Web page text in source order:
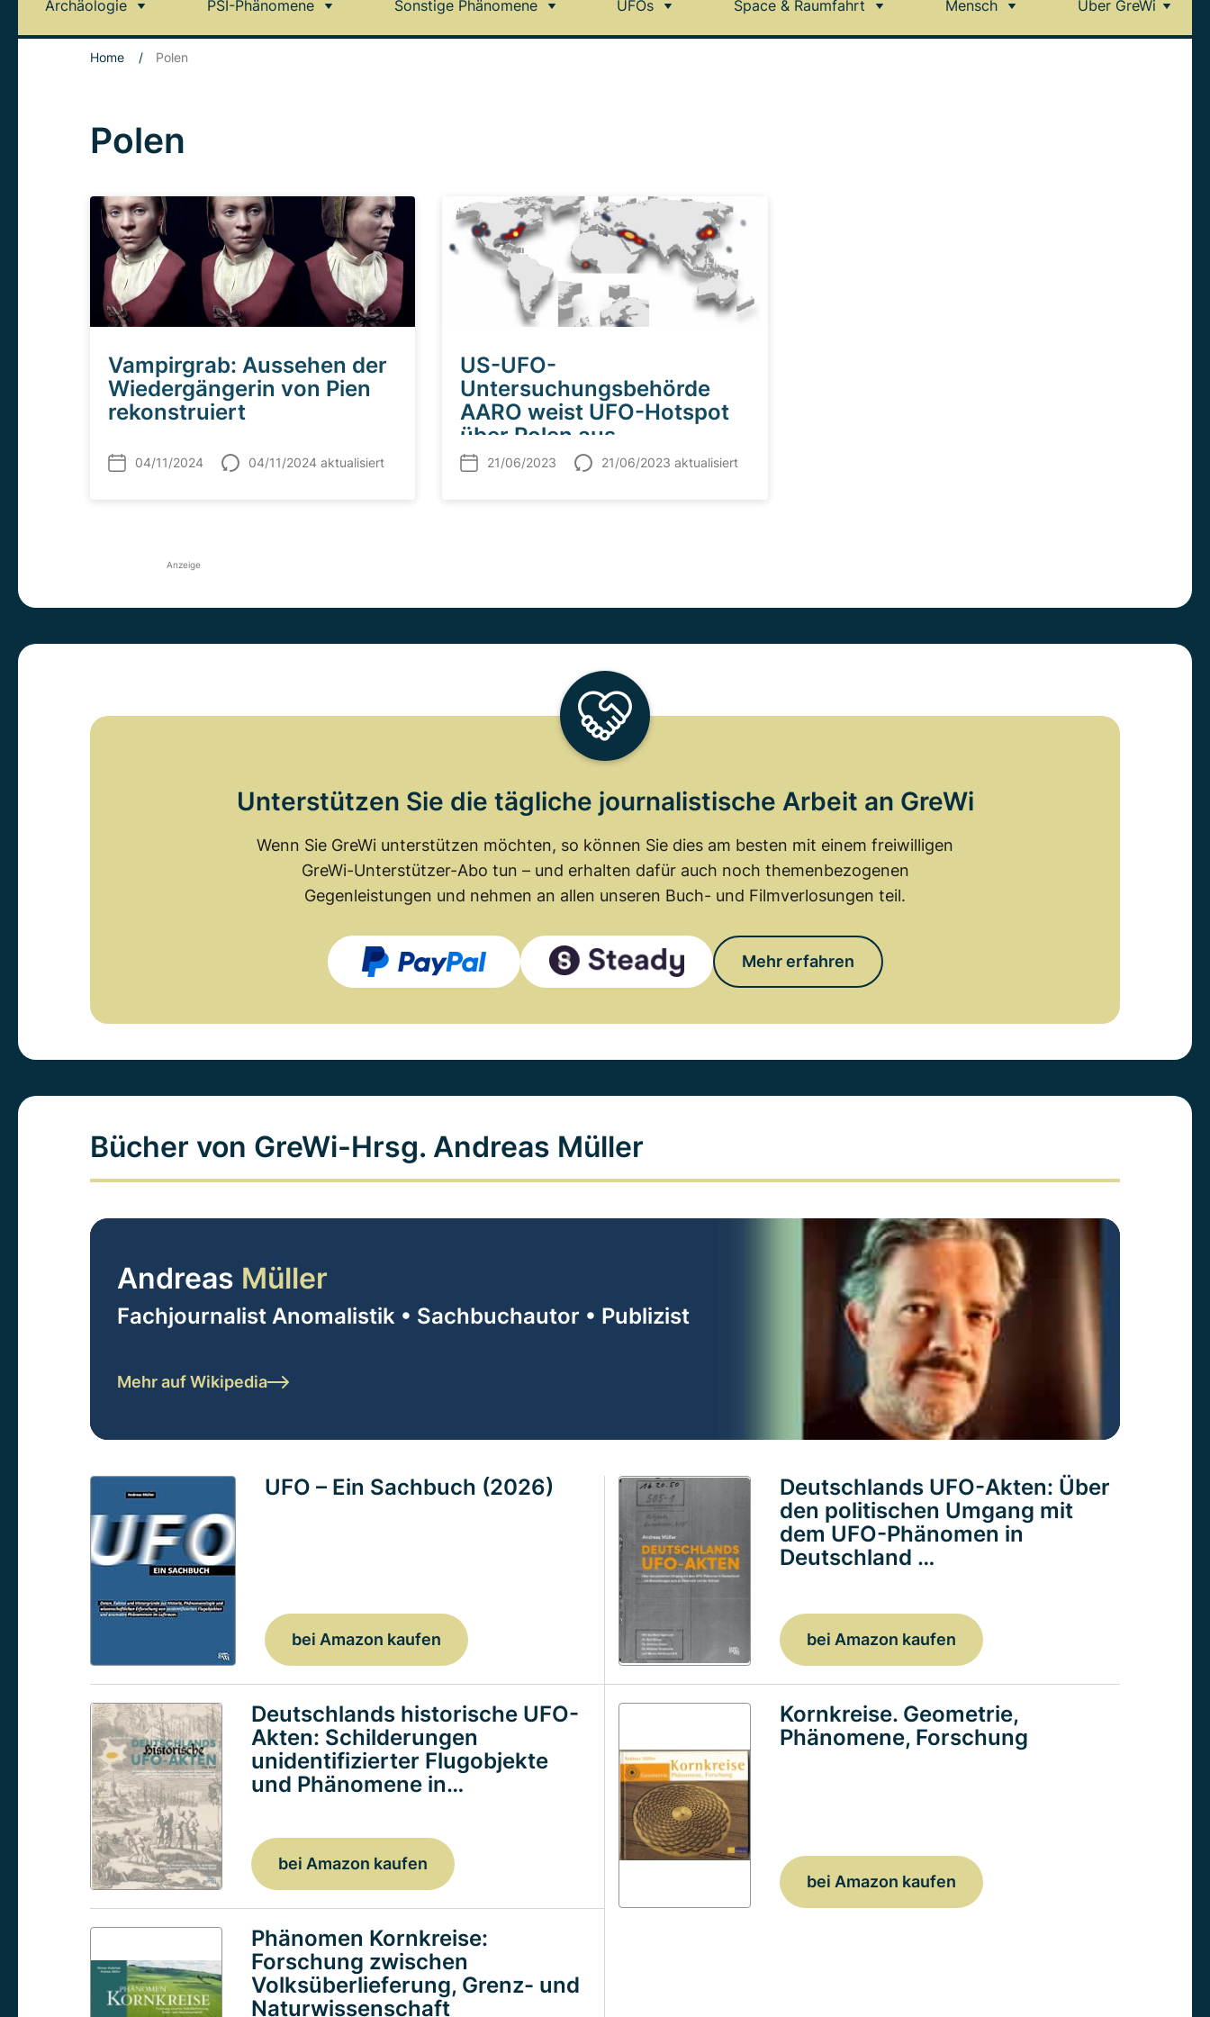
Archäologie PSI-Phänomene Sonstige Phänomene UFOs Space & Raumfahrt Mensch Über GreWi
Home / Polen
Polen
Vampirgrab: Aussehen der
Wiedergängerin von Pien
rekonstruiert
04/11/2024 04/11/2024 aktualisiert
US-UFO-
Untersuchungsbehörde
AARO weist UFO-Hotspot
über Polen aus
21/06/2023 21/06/2023 aktualisiert
Anzeige
Unterstützen Sie die tägliche journalistische Arbeit an GreWi
Wenn Sie GreWi unterstützen möchten, so können Sie dies am besten mit einem freiwilligen
GreWi-Unterstützer-Abo tun – und erhalten dafür auch noch themenbezogenen
Gegenleistungen und nehmen an allen unseren Buch- und Filmverlosungen teil.
Mehr erfahren
Bücher von GreWi-Hrsg. Andreas Müller
Andreas Müller
Fachjournalist Anomalistik • Sachbuchautor • Publizist
Mehr auf Wikipedia
UFO – Ein Sachbuch (2026)
bei Amazon kaufen
Deutschlands UFO-Akten: Über
den politischen Umgang mit
dem UFO-Phänomen in
Deutschland …
bei Amazon kaufen
Deutschlands historische UFO-
Akten: Schilderungen
unidentifizierter Flugobjekte
und Phänomene in…
bei Amazon kaufen
Kornkreise. Geometrie,
Phänomene, Forschung
bei Amazon kaufen
Phänomen Kornkreise:
Forschung zwischen
Volksüberlieferung, Grenz- und
Naturwissenschaft